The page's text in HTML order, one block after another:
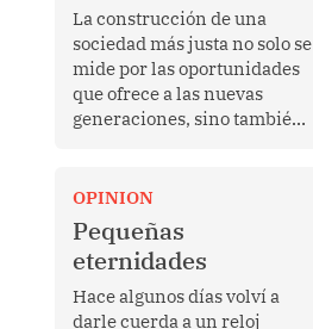
La construcción de una
sociedad más justa no solo se
mide por las oportunidades
que ofrece a las nuevas
generaciones, sino también
de una vida de esfuerzo y
trabajo, afrontan la vejez en
condiciones de
vulnerabilidad. El anuncio
formulado por la presidenta
de la república, Keiko
OPINION
Pequeñas
eternidades
Hace algunos días volví a
darle cuerda a un reloj